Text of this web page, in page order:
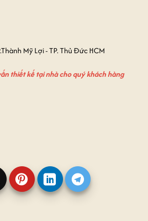
Mỹ Lợi - TP. Thủ Đức HCM
thiết kế tại nhà cho quý khách hàng